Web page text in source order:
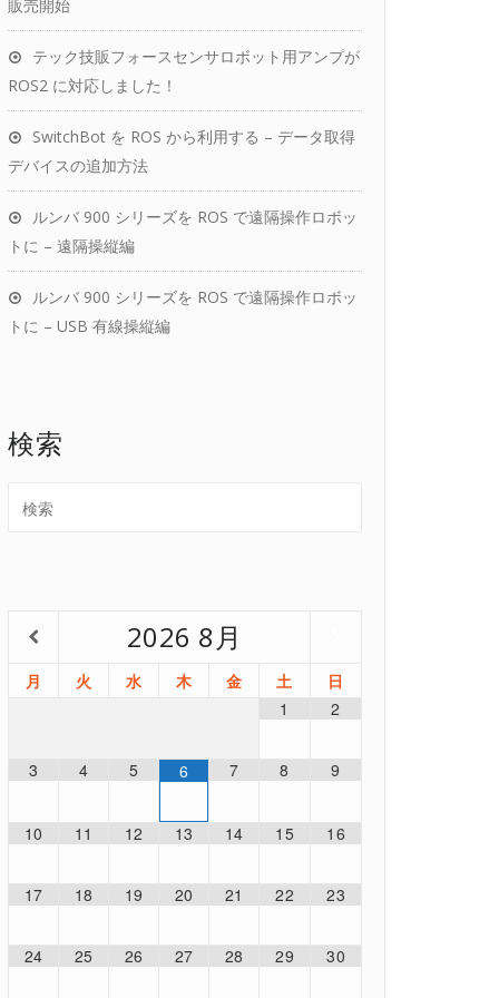
販売開始
テック技販フォースセンサロボット用アンプが
ROS2 に対応しました！
SwitchBot を ROS から利用する – データ取得
デバイスの追加方法
ルンバ 900 シリーズを ROS で遠隔操作ロボッ
トに – 遠隔操縦編
ルンバ 900 シリーズを ROS で遠隔操作ロボッ
トに – USB 有線操縦編
検索
2026 8月
月 火 水 木 金 土
日
1
2
3 4 5 6 7 8 9
10 11 12 13 14 15 16
17 18 19 20 21 22 23
24 25 26 27 28 29 30